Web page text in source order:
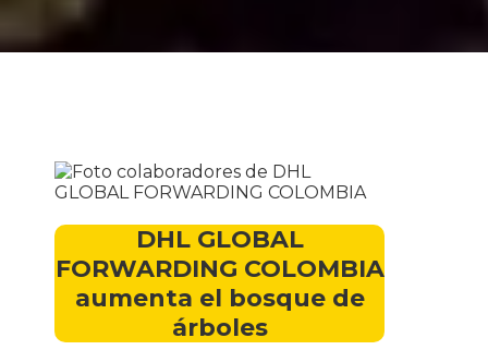
DHL GLOBAL
FORWARDING COLOMBIA
aumenta el bosque de
árboles